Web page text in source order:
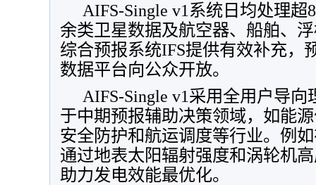
AIFS-Single v1系统日均处理
余类卫星数据及航空器、船舶、
综合预报系统IFS提供有效补充，
数据平台向公众开放。
AIFS-Single v1采用全用户导
于中期预报辅助决策领域，如能
安全防护和航运调度等行业。例
通过地表太阳辐射强度和涡轮机
助力发电效能最优化。